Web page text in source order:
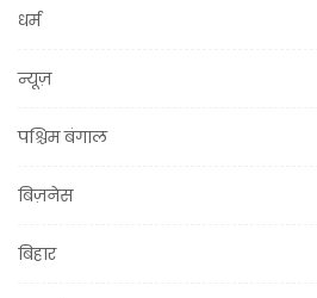
धर्म
न्यूज़
पश्चिम बंगाल
बिज़नेस
बिहार